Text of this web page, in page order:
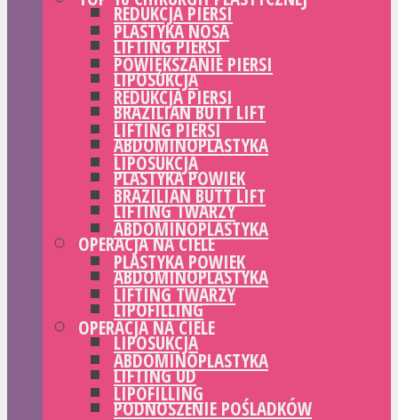
REDUKCJA PIERSI
LIFTING PIERSI
LIPOSUKCJA
BRAZILIAN BUTT LIFT
ABDOMINOPLASTYKA
PLASTYKA POWIEK
LIFTING TWARZY
OPERACJA NA CIELE
ABDOMINOPLASTYKA
LIPOFILLING
LIPOSUKCJA
LIFTING UD
PODNOSZENIE POŚLADKÓW
PLASTYKA NOSA
POWIĘKSZANIE PIERSI
REDUKCJA PIERSI
LIFTING PIERSI
LIPOSUKCJA
BRAZILIAN BUTT LIFT
ABDOMINOPLASTYKA
PLASTYKA POWIEK
LIFTING TWARZY
OPERACJA NA CIELE
ABDOMINOPLASTYKA
LIPOFILLING